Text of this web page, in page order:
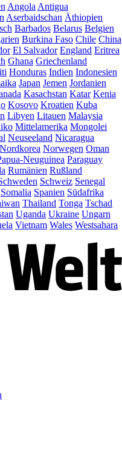
Angola Antigua
Aserbaidschan Äthiopien
Barbados Belarus Belgien
Burkina Faso Chile China
El Salvador England Eritrea
Ghana Griechenland
Honduras Indien Indonesien
Japan Jemen Jordanien
Kasachstan Katar Kenia
Kosovo Kroatien Kuba
Libyen Litauen Malaysia
Mittelamerika Mongolei
Neuseeland Nicaragua
Nordkorea Norwegen Oman
Neuguinea Paraguay
Rumänien Rußland
Schweiz Senegal
Somalia Spanien Südafrika
Thailand Tonga Tschad
Uganda Ukraine Ungarn
Vietnam Wales Westsahara